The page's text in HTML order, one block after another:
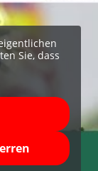
Sie, dass